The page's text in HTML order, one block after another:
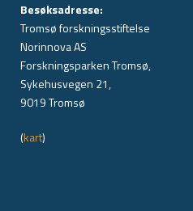
Besøksadresse:
Tromsø forskningsstiftelse
Norinnova AS
Forskningsparken Tromsø,
Sykehusvegen 21,
9019 Tromsø
(kart)